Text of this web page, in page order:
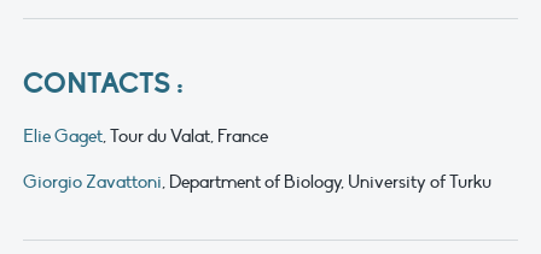
CONTACTS :
Elie Gaget, Tour du Valat, France
Giorgio Zavattoni, Department of Biology, University of Turku